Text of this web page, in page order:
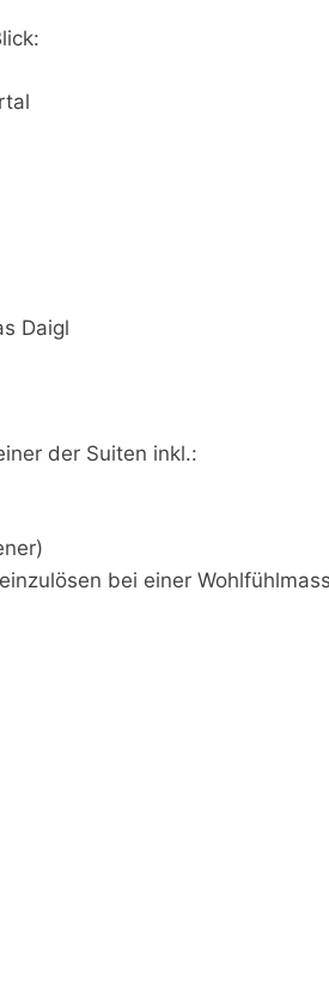
Daigl
der Suiten inkl.:
bei einer